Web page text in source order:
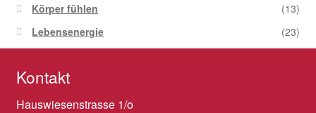
Körper fühlen
(13)
Lebensenergie
(23)
Kontakt
Hauswiesenstrasse 1/o